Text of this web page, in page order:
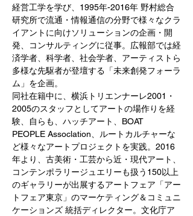
経営工学を学び、1995年-2016年 野村総合
研究所で流通・情報通信の分野で様々なクラ
イアントに向けソリューションの企画・開
発、コンサルティングに従事。広報部では経
済学者、科学者、社会学者、アーティストら
多様な先駆者が登壇する「未来創発フォーラ
ム」を企画。
同社在籍中に、横浜トリエンナーレ2001・
2005のスタッフとしてアートの場作りを経
験、自らも、ハッチアート、BOAT
PEOPLE Assoclation、ルートカルチャーな
ど様々なアートプロジェクトを実践。2016
年より、古美術・工芸から近・現代アート、
コンテンポラリージュエリーも扱う150以上
のギャラリーが出展するアートフェア「アー
トフェア東京」のマーケティング＆コミュニ
ケーションズ 統括ディレクター。文化庁ア